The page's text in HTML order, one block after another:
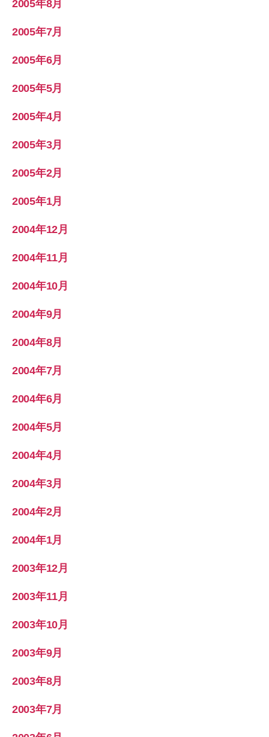
2005年8月
2005年7月
2005年6月
2005年5月
2005年4月
2005年3月
2005年2月
2005年1月
2004年12月
2004年11月
2004年10月
2004年9月
2004年8月
2004年7月
2004年6月
2004年5月
2004年4月
2004年3月
2004年2月
2004年1月
2003年12月
2003年11月
2003年10月
2003年9月
2003年8月
2003年7月